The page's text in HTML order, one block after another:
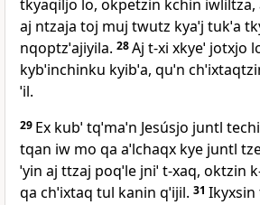
tkyaqiljo lo, okpetzin kchin iwliltza,
aj ntzaja toj muj twutz kyaˈj tukˈa
nqoptzˈajiyila. 28Aj t‑xi xkyeˈ jotxjo
kybˈinchinku kyibˈa, quˈn
ˈil.
29 Ex kubˈ tqˈmaˈn Jesúsjo juntl
tqan iw mo qa aˈlchaqx kye juntl
ˈyin aj ttzaj poqˈle jniˈ t‑xaq, oktzin
qa chˈixtaq tul kanin qˈijil. 31 Ikyxsin